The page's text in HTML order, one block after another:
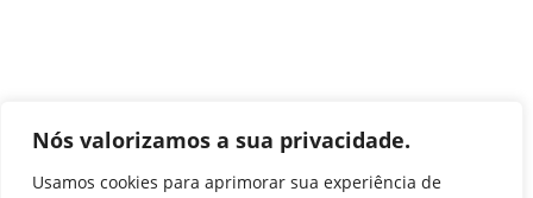
Nós valorizamos a sua privacidade.
Usamos cookies para aprimorar sua experiência de